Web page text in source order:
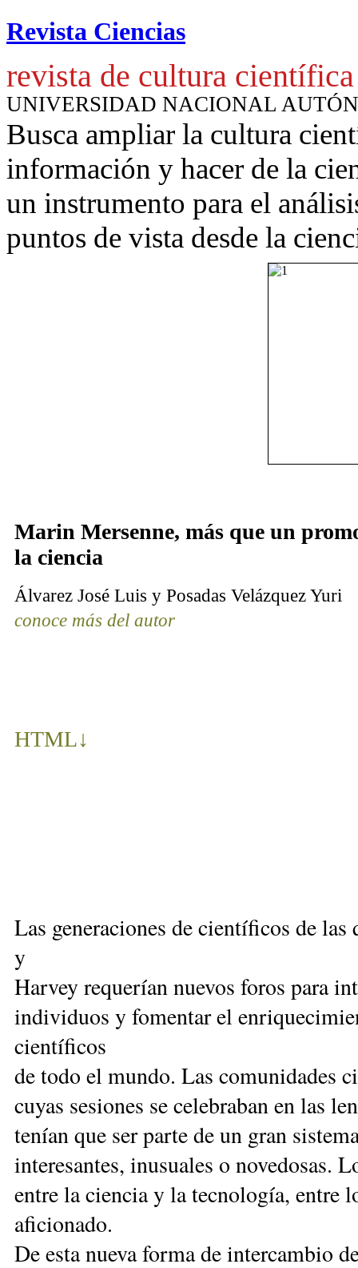
Revista Ciencias
revista de cultura científica
UNIVERSIDAD NACIONAL
Busca ampliar la cultura
información y hacer de la
un instrumento para el
puntos de vista desde la
Marin Mersenne, más que un
la ciencia
Álvarez José Luis y Posadas Velázquez Yuri
conoce más del autor
HTML↓
Las generaciones de científicos de
y
Harvey requerían nuevos foros para
individuos y fomentar el
científicos
de todo el mundo. Las comunidades
cuyas sesiones se celebraban en las
tenían que ser parte de un gran
interesantes, inusuales o novedosas.
entre la ciencia y la tecnología, entre
aficionado.
De esta nueva forma de intercambio